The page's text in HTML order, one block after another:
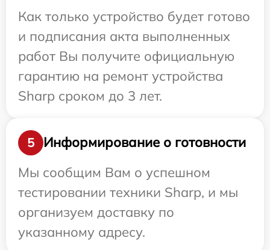
Как только устройство будет готово
и подписания акта выполненных
работ Вы получите официальную
гарантию на ремонт устройства
Sharp сроком до 3 лет.
5
Информирование о готовности
Мы сообщим Вам о успешном
тестировании техники Sharp, и мы
организуем доставку по
указанному адресу.